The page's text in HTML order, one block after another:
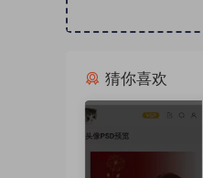
猜你喜欢